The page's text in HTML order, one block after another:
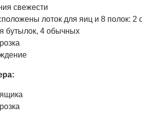
свежести
лоток для яиц и 8 полок: 2
бутылок, 4 обычных